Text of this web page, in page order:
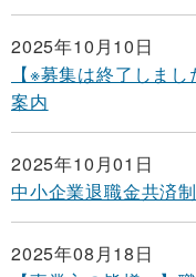
2025年10月10日
【※募集は終了しま
案内
2025年10月01日
中小企業退職金共済
2025年08月18日